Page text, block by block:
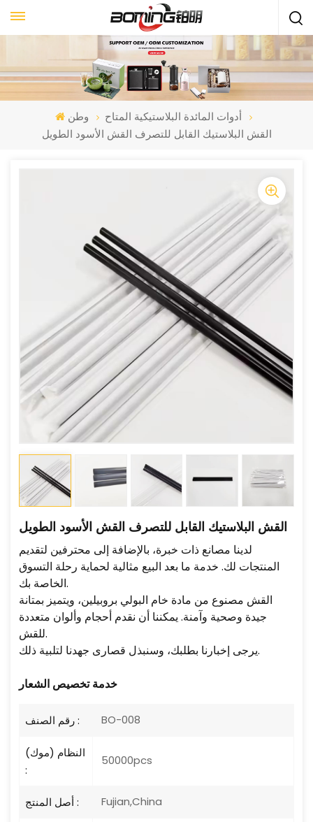
وطن
أدوات المائدة البلاستيكية المتاح
القش البلاستيك القابل للتصرف القش الأسود الطويل
القش البلاستيك القابل للتصرف القش الأسود الطويل
لدينا مصانع ذات خبرة، بالإضافة إلى محترفين لتقديم
المنتجات لك. خدمة ما بعد البيع مثالية لحماية رحلة التسوق
الخاصة بك.
القش مصنوع من مادة خام البولي بروبيلين، ويتميز بمتانة
جيدة وصحية وآمنة. يمكننا أن نقدم أحجام وألوان متعددة
للقش.
يرجى إخبارنا بطلبك، وسنبذل قصارى جهدنا لتلبية ذلك.
خدمة تخصيص الشعار
رقم الصنف : BO-008
النظام (موك)
:
50000pcs
أصل المنتج : Fujian,China